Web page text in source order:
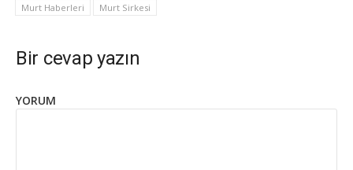
Murt Haberleri
Murt Sirkesi
Bir cevap yazın
YORUM